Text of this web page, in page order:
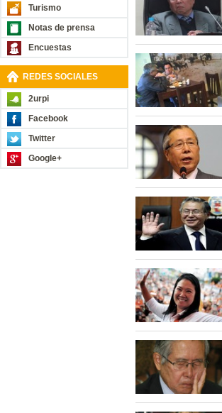
Turismo
Notas de prensa
Encuestas
REDES SOCIALES
2urpi
Facebook
Twitter
Google+